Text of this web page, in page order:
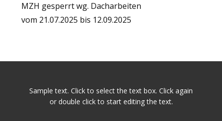
MZH gesperrt wg. Dacharbeiten
vom 21.07.2025 bis 12.09.2025
Sample text. Click to select the text box. Click again
or double click to start editing the text.